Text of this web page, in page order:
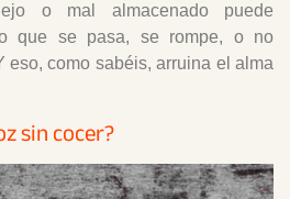
o mal almacenado puede
que se pasa, se rompe, o no
eso, como sabéis, arruina el alma
sin cocer?